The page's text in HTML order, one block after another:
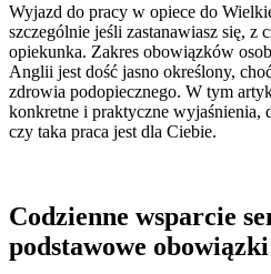
Wyjazd do pracy w opiece do
szczególnie jeśli zastanawiasz się, z
opiekunka. Zakres obowiązków
Anglii jest dość jasno określony,
zdrowia podopiecznego. W tym
konkretne i praktyczne wyjaśnienia,
czy taka praca jest dla Ciebie.
Codzienne wsparcie
podstawowe